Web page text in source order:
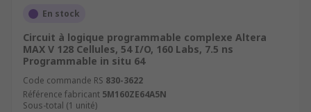
En stock
Circuit à logique programmable complexe Altera
MAX V 128 Cellules, 54 I/O, 160 Labs, 7.5 ns
Programmable in situ 64
Code commande RS 830-3622
Référence fabricant 5M160ZE64A5N
Sous-total (1 unité)